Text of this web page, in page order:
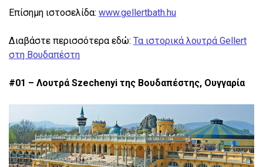
Επίσημη ιστοσελίδα: www.gellertbath.hu
Διαβάστε περισσότερα εδώ: Τα ιστορικά λουτρά Gellert
στη Βουδαπέστη
#01 – Λουτρά Szechenyi της Βουδαπέστης, Ουγγαρία